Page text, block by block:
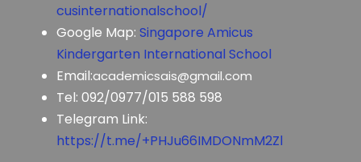
cusinternationalschool/
Google Map: Singapore Amicus
Kindergarten International School
Email:academicsais@gmail.com
Tel: 092/0977/015 588 598
Telegram Link:
https://t.me/+PHJu66IMDONmM2Zl